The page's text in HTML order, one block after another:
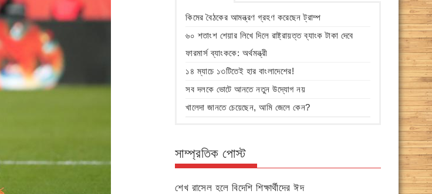
কিমের বৈঠকের আমন্ত্রণ গ্রহণ করেছেন ট্রাম্প
৬০ শতাংশ শেয়ার লিখে দিলে রাষ্ট্রায়ত্ত ব্যাংক টাকা দেবে
ফারমার্স ব্যাংককে: অর্থমন্ত্রী
১৪ ম্যাচে ১৩টিতেই হার বাংলাদেশের!
সব দলকে ভোটে আনতে নতুন উদ্যোগ নয়
খালেদা জানতে চেয়েছেন, আমি জেলে কেন?
সাম্প্রতিক পোস্ট
শেখ রাসেল হলে বিদেশি শিক্ষার্থীদের ঈদ